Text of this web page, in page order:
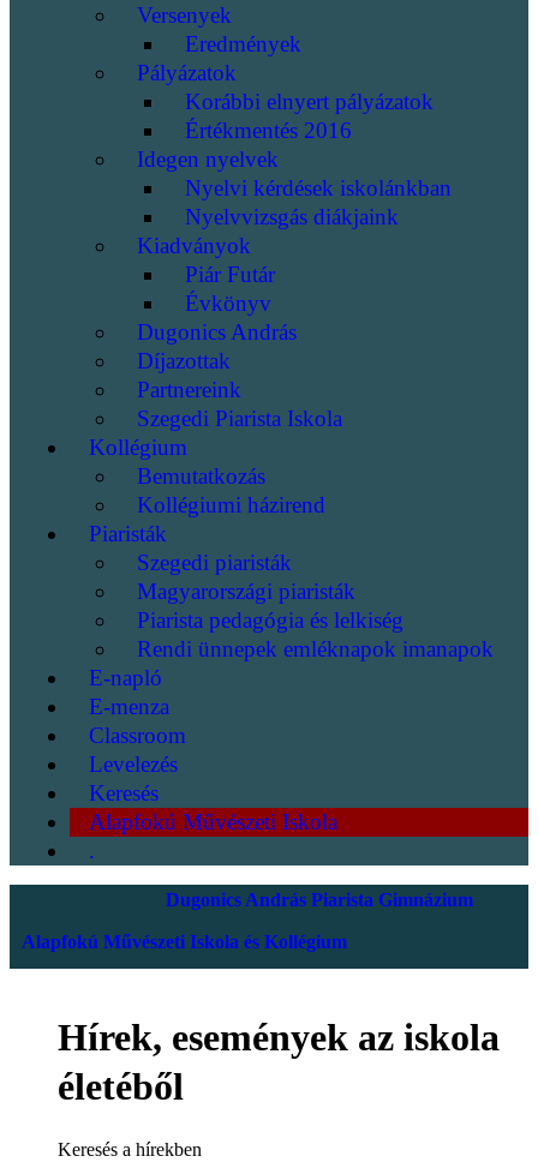
Versenyek
Eredmények
Pályázatok
Korábbi elnyert pályázatok
Értékmentés 2016
Idegen nyelvek
Nyelvi kérdések iskolánkban
Nyelvvizsgás diákjaink
Kiadványok
Piár Futár
Évkönyv
Dugonics András
Díjazottak
Partnereink
Szegedi Piarista Iskola
Kollégium
Bemutatkozás
Kollégiumi házirend
Piaristák
Szegedi piaristák
Magyarországi piaristák
Piarista pedagógia és lelkiség
Rendi ünnepek emléknapok imanapok
E-napló
E-menza
Classroom
Levelezés
Keresés
Alapfokú Művészeti Iskola
.
Dugonics András Piarista Gimnázium
Alapfokú Művészeti Iskola és Kollégium
Hírek, események az iskola
életéből
Keresés a hírekben